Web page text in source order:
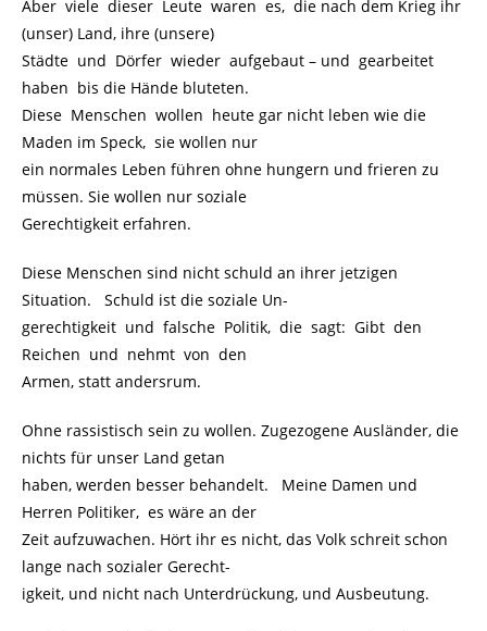
Aber viele dieser Leute waren es, die nach dem Krieg ihr
(unser) Land, ihre (unsere)
Städte und Dörfer wieder aufgebaut – und gearbeitet
haben bis die Hände bluteten.
Diese Menschen wollen heute gar nicht leben wie die
Maden im Speck, sie wollen nur
ein normales Leben führen ohne hungern und frieren zu
müssen. Sie wollen nur soziale
Gerechtigkeit erfahren.
Diese Menschen sind nicht schuld an ihrer jetzigen
Situation. Schuld ist die soziale Un-
gerechtigkeit und falsche Politik, die sagt: Gibt den
Reichen und nehmt von den
Armen, statt andersrum.
Ohne rassistisch sein zu wollen. Zugezogene Ausländer, die
nichts für unser Land getan
haben, werden besser behandelt. Meine Damen und
Herren Politiker, es wäre an der
Zeit aufzuwachen. Hört ihr es nicht, das Volk schreit schon
lange nach sozialer Gerecht-
igkeit, und nicht nach Unterdrückung, und Ausbeutung.